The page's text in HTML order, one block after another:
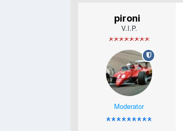
pironi
V.I.P.
Moderator